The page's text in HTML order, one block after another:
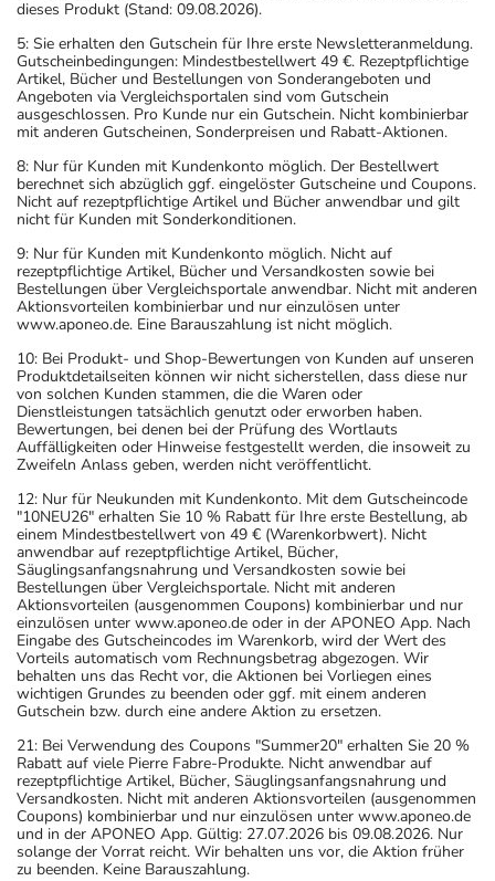
dieses Produkt (Stand: 09.08.2026).
5: Sie erhalten den Gutschein für Ihre erste Newsletteranmeldung.
Gutscheinbedingungen: Mindestbestellwert 49 €. Rezeptpflichtige
Artikel, Bücher und Bestellungen von Sonderangeboten und
Angeboten via Vergleichsportalen sind vom Gutschein
ausgeschlossen. Pro Kunde nur ein Gutschein. Nicht kombinierbar
mit anderen Gutscheinen, Sonderpreisen und Rabatt-Aktionen.
8: Nur für Kunden mit Kundenkonto möglich. Der Bestellwert
berechnet sich abzüglich ggf. eingelöster Gutscheine und Coupons.
Nicht auf rezeptpflichtige Artikel und Bücher anwendbar und gilt
nicht für Kunden mit Sonderkonditionen.
9: Nur für Kunden mit Kundenkonto möglich. Nicht auf
rezeptpflichtige Artikel, Bücher und Versandkosten sowie bei
Bestellungen über Vergleichsportale anwendbar. Nicht mit anderen
Aktionsvorteilen kombinierbar und nur einzulösen unter
www.aponeo.de. Eine Barauszahlung ist nicht möglich.
10: Bei Produkt- und Shop-Bewertungen von Kunden auf unseren
Produktdetailseiten können wir nicht sicherstellen, dass diese nur
von solchen Kunden stammen, die die Waren oder
Dienstleistungen tatsächlich genutzt oder erworben haben.
Bewertungen, bei denen bei der Prüfung des Wortlauts
Auffälligkeiten oder Hinweise festgestellt werden, die insoweit zu
Zweifeln Anlass geben, werden nicht veröffentlicht.
12: Nur für Neukunden mit Kundenkonto. Mit dem Gutscheincode
"10NEU26" erhalten Sie 10 % Rabatt für Ihre erste Bestellung, ab
einem Mindestbestellwert von 49 € (Warenkorbwert). Nicht
anwendbar auf rezeptpflichtige Artikel, Bücher,
Säuglingsanfangsnahrung und Versandkosten sowie bei
Bestellungen über Vergleichsportale. Nicht mit anderen
Aktionsvorteilen (ausgenommen Coupons) kombinierbar und nur
einzulösen unter www.aponeo.de oder in der APONEO App. Nach
Eingabe des Gutscheincodes im Warenkorb, wird der Wert des
Vorteils automatisch vom Rechnungsbetrag abgezogen. Wir
behalten uns das Recht vor, die Aktionen bei Vorliegen eines
wichtigen Grundes zu beenden oder ggf. mit einem anderen
Gutschein bzw. durch eine andere Aktion zu ersetzen.
21: Bei Verwendung des Coupons "Summer20" erhalten Sie 20 %
Rabatt auf viele Pierre Fabre-Produkte. Nicht anwendbar auf
rezeptpflichtige Artikel, Bücher, Säuglingsanfangsnahrung und
Versandkosten. Nicht mit anderen Aktionsvorteilen (ausgenommen
Coupons) kombinierbar und nur einzulösen unter www.aponeo.de
und in der APONEO App. Gültig: 27.07.2026 bis 09.08.2026. Nur
solange der Vorrat reicht. Wir behalten uns vor, die Aktion früher
zu beenden. Keine Barauszahlung.